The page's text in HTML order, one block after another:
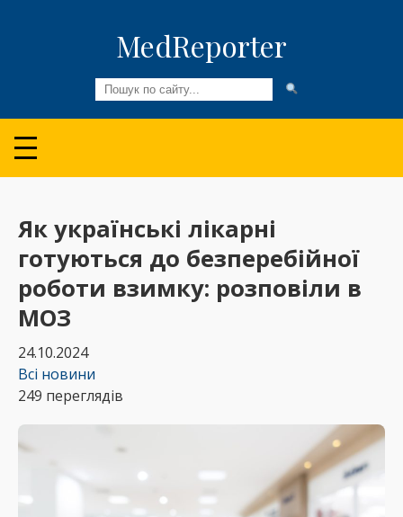
MedReporter
Всі новини
Огляди та Аналітика
Медспільнота
Колонки
Відео
Як українські лікарні
готуються до безперебійної
роботи взимку: розповіли в
МОЗ
24.10.2024
Всі новини
249 переглядів